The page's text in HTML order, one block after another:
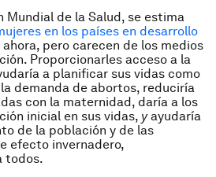
Mundial de la Salud, se estima
en los países en desarrollo
pero carecen de los medios
Proporcionarles acceso a la
a planificar sus vidas como
demanda de abortos, reduciría
con la maternidad, daría a los
inicial en sus vidas, yayudaría
de la población y de las
efecto invernadero,
todos.